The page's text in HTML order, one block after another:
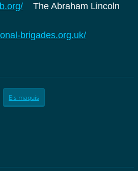
The Abraham Lincoln
brigades.org.uk/
Els maquis